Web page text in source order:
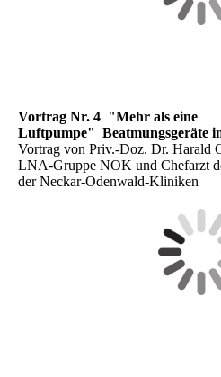
Vortrag Nr. 4 "Mehr als eine
Luftpumpe" Beatmungsgeräte
Vortrag von Priv.-Doz. Dr. Harald
LNA-Gruppe NOK und Chefarzt
der Neckar-Odenwald-Kliniken